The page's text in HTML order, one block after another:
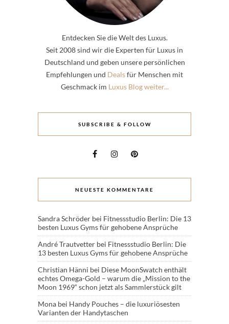
Entdecken Sie die Welt des Luxus.
Seit 2008 sind wir die Experten für Luxus in
Deutschland und geben unsere persönlichen
Empfehlungen und Dealsfür Menschen mit
Geschmack im Luxus Blog weiter...
SUBSCRIBE & FOLLOW
NEUESTE KOMMENTARE
Sandra Schröder bei Fitnessstudio Berlin: Die 13
besten Luxus Gyms für gehobene Ansprüche
André Trautvetter bei Fitnessstudio Berlin: Die
13 besten Luxus Gyms für gehobene Ansprüche
Christian Hänni bei Diese MoonSwatch enthält
echtes Omega-Gold – warum die „Mission to the
Moon 1969“ schon jetzt als Sammlerstück gilt
Mona bei Handy Pouches – die luxuriösesten
Varianten der Handytaschen